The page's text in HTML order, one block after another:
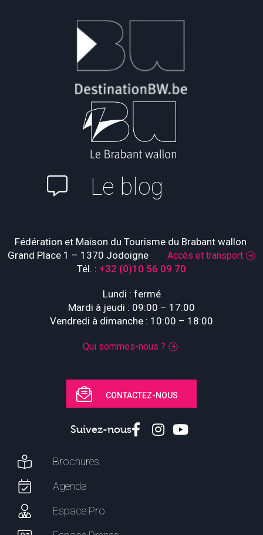
Le blog
Fédération et Maison du Tourisme du Brabant wallon
Grand Place 1 – 1370 Jodoigne Accès et transport
Tél. : +32 (0)10 56 09 70
Lundi : fermé
Mardi à jeudi : 09:00 – 17:00
Vendredi à dimanche : 10:00 – 18:00
Qui sommes-nous ?
CONTACTEZ-NOUS
Suivez-nous
Brochures
Agenda
Espace Pro